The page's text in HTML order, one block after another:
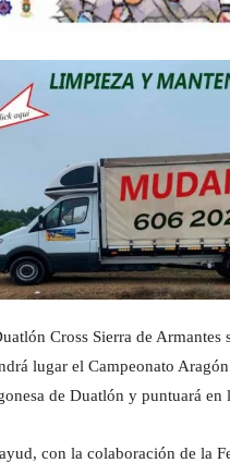
Cross Sierra de Armantes
lugar el Campeonato
de Duatlón y puntuará en
con la colaboración de la